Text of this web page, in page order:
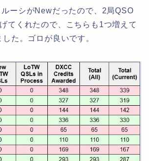
ーシがNewだったので、2局QSO
てくれたので、こちらも1つ増えて
た。ゴロが良いです。